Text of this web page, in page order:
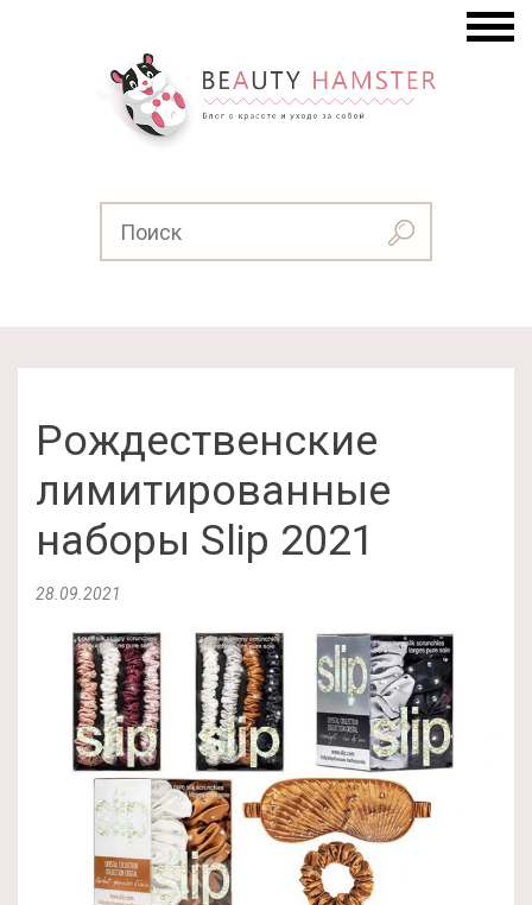
Рождественские
лимитированные
наборы Slip 2021
28.09.2021